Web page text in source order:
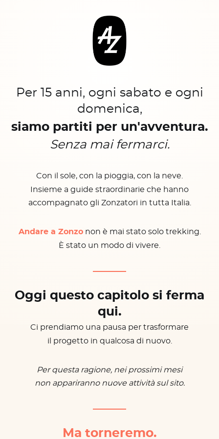
Per 15 anni, ogni sabato e ogni
domenica,
siamo partiti per un'avventura.
Senza mai fermarci.
Con il sole, con la pioggia, con la neve.
Insieme a guide straordinarie che hanno
accompagnato gli Zonzatori in tutta Italia.
Andare a Zonzonon è mai stato solo trekking.
È stato un modo di vivere.
Oggi questo capitolo si ferma
qui.
Ci prendiamo una pausa per trasformare
il progetto in qualcosa di nuovo.
Per questa ragione, nei prossimi mesi
non appariranno nuove attività sul sito.
Ma torneremo.